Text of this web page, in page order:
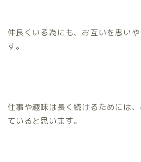
仲良くいる為にも、お互いを思い
す。
仕事や趣味は長く続けるためには
ていると思います。